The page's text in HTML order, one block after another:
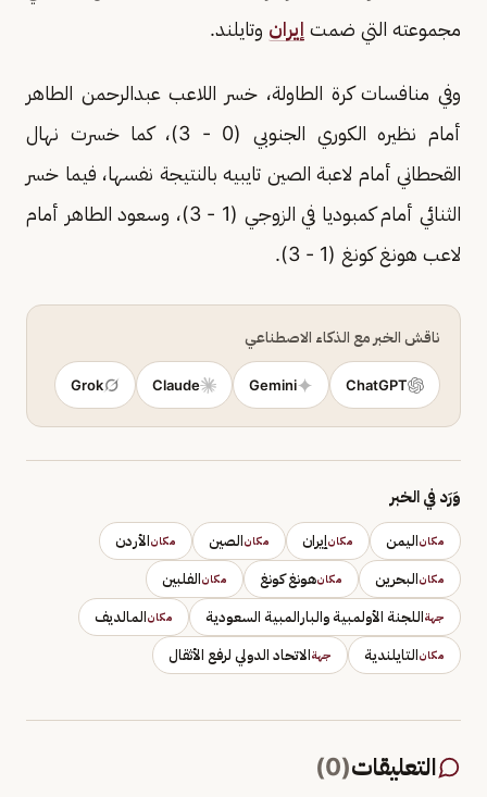
مجموعته التي ضمت إيران وتايلند.
وفي منافسات كرة الطاولة، خسر اللاعب عبدالرحمن الطاهر
أمام نظيره الكوري الجنوبي (0 - 3)، كما خسرت نهال
القحطاني أمام لاعبة الصين تايبيه بالنتيجة نفسها، فيما خسر
الثنائي أمام كمبوديا في الزوجي (1 - 3)، وسعود الطاهر أمام
لاعب هونغ كونغ (1 - 3).
ناقش الخبر مع الذكاء الاصطناعي
ChatGPT
Gemini
Claude
Grok
وَرَد في الخبر
مكاناليمن مكانإيران مكانالصين مكانالأردن
مكانالبحرين مكانهونغ كونغ مكانالفلبين
جهةاللجنة الأولمبية والبارالمبية السعودية مكانالمالديف
مكانالتايلندية جهةالاتحاد الدولي لرفع الأثقال
التعليقات(
0
)